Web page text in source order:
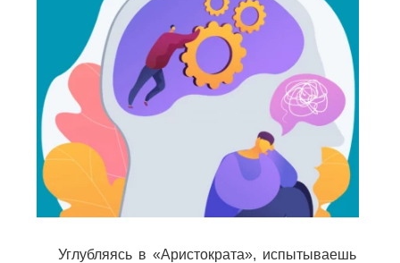
Углубляясь в «Аристократа», испытываешь